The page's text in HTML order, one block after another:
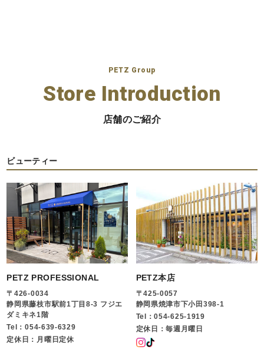
PETZ Group
Store Introduction
店舗のご紹介
ビューティー
PETZ PROFESSIONAL
〒426-0034
静岡県藤枝市駅前1丁目8-3 フジエ
ダミキネ1階
Tel：054-639-6329
定休日：月曜日定休
PETZ本店
〒425-0057
静岡県焼津市下小田398-1
Tel：054-625-1919
定休日：毎週月曜日